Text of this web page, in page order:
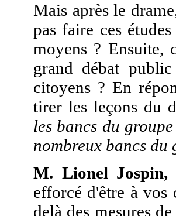
Mais après le
pas faire ces
moyens ? Ensuite,
grand débat
citoyens ? En
tirer les leçons du
les bancs du
nombreux bancs du
M. Lionel Jospin,
efforcé d'être à vos
delà des mesures